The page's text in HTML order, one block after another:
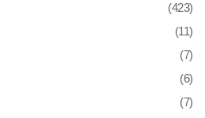
(423)
(11)
(7)
(6)
(7)